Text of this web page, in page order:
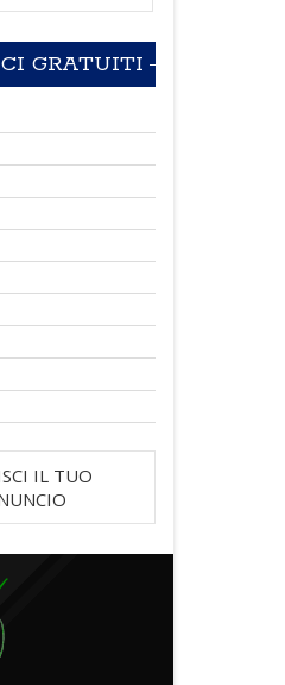
GRATUITI
IL TUO